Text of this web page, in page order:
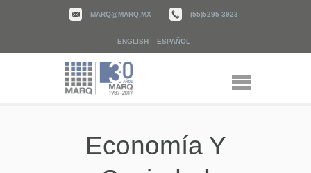
MARQ@MARQ.MX (55)5295 3923
ENGLISH ESPAÑOL
Economía Y